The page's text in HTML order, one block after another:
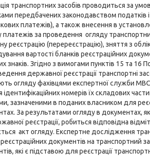
транспортних засобів проводиться за
передбачених законодавством податків і
платежів), а також внесення в
платежів за проведення огляду
реєстрацію (перереєстрацію), зняття з
вартості бланків реєстраційних
знаків. Згідно з вимогами пунктів 15 та 16
державної реєстрації транспортні
огляду фахівцями експертної служби
ідентифікаційних номерів їх складових
зазначеними в поданих власником для
За результатами огляду в документах,
реєстрації, робиться відповідна
акт огляду. Експертне дослідження
реєстраційних документів на транспортний
які є підставою для реєстрації